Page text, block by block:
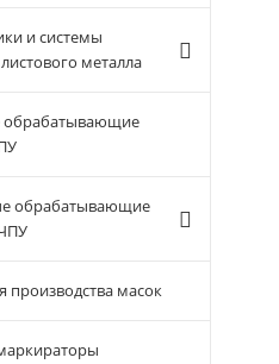
и системы
металла
обрабатывающие
обрабатывающие
производства масок